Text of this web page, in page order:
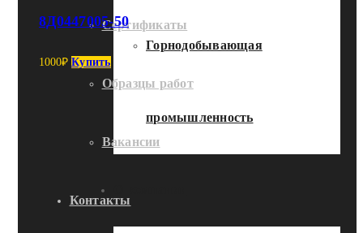
Сертификаты
Образцы работ
Вакансии
Контакты
Горнодобывающая
промышленность
8Д0447005-50
1000₽ Купить